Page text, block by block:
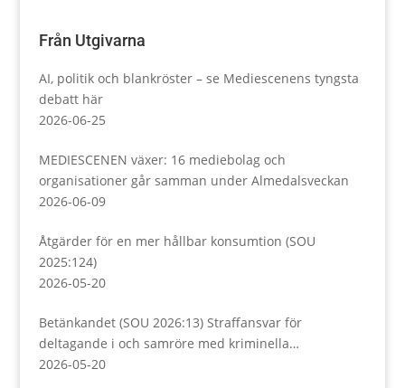
Från Utgivarna
AI, politik och blankröster – se Mediescenens tyngsta
debatt här
2026-06-25
MEDIESCENEN växer: 16 mediebolag och
organisationer går samman under Almedalsveckan
2026-06-09
Åtgärder för en mer hållbar konsumtion (SOU
2025:124)
2026-05-20
Betänkandet (SOU 2026:13) Straffansvar för
deltagande i och samröre med kriminella
sammanslutningar
2026-05-20